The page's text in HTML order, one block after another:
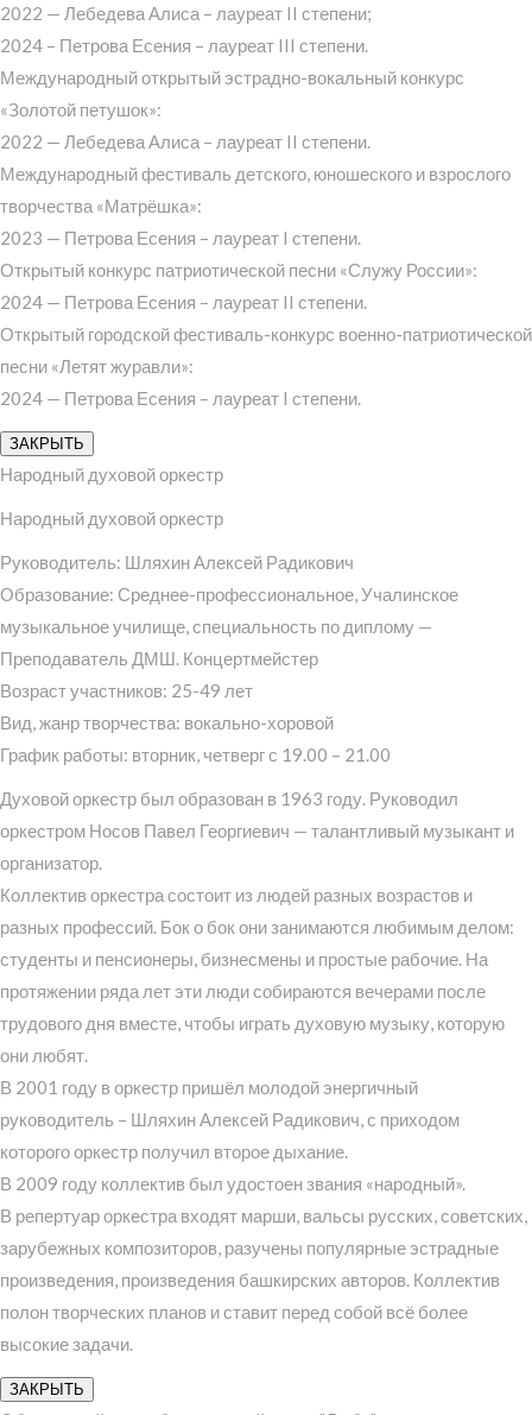
2022 — Лебедева Алиса – лауреат II степени;
2024 – Петрова Есения – лауреат III степени.
Международный открытый эстрадно-вокальный конкурс
«Золотой петушок»:
2022 — Лебедева Алиса – лауреат II степени.
Международный фестиваль детского, юношеского и взрослого
творчества «Матрёшка»:
2023 — Петрова Есения – лауреат I степени.
Открытый конкурс патриотической песни «Служу России»:
2024 — Петрова Есения – лауреат II степени.
Открытый городской фестиваль-конкурс военно-патриотической
песни «Летят журавли»:
2024 — Петрова Есения – лауреат I степени.
ЗАКРЫТЬ
Народный духовой оркестр
Народный духовой оркестр
Руководитель: Шляхин Алексей Радикович
Образование: Среднее-профессиональное, Учалинское
музыкальное училище, специальность по диплому —
Преподаватель ДМШ. Концертмейстер
Возраст участников: 25-49 лет
Вид, жанр творчества: вокально-хоровой
График работы: вторник, четверг с 19.00 – 21.00
Духовой оркестр был образован в 1963 году. Руководил
оркестром Носов Павел Георгиевич — талантливый музыкант и
организатор.
Коллектив оркестра состоит из людей разных возрастов и
разных профессий. Бок о бок они занимаются любимым делом:
студенты и пенсионеры, бизнесмены и простые рабочие. На
протяжении ряда лет эти люди собираются вечерами после
трудового дня вместе, чтобы играть духовую музыку, которую
они любят.
В 2001 году в оркестр пришёл молодой энергичный
руководитель – Шляхин Алексей Радикович, с приходом
которого оркестр получил второе дыхание.
В 2009 году коллектив был удостоен звания «народный».
В репертуар оркестра входят марши, вальсы русских, советских,
зарубежных композиторов, разучены популярные эстрадные
произведения, произведения башкирских авторов. Коллектив
полон творческих планов и ставит перед собой всё более
высокие задачи.
ЗАКРЫТЬ